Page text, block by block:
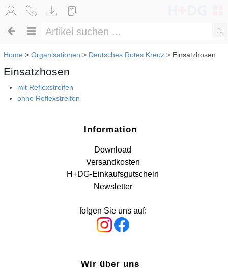
Home > Organisationen > Deutsches Rotes Kreuz > Einsatzhosen
Einsatzhosen
mit Reflexstreifen
ohne Reflexstreifen
Information
Download
Versandkosten
H+DG-Einkaufsgutschein
Newsletter
folgen Sie uns auf:
Wir über uns